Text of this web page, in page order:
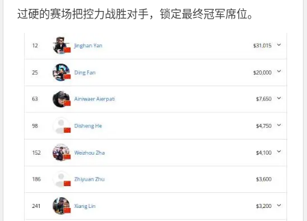
过硬的赛场把控力战胜对手，锁定最终冠军席位。